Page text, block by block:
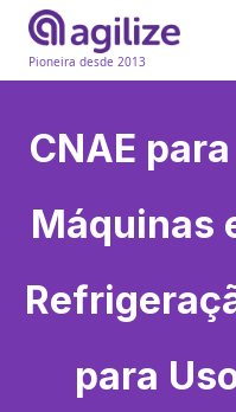
Pioneira desde 2013
CNAE para
Máquinas
para